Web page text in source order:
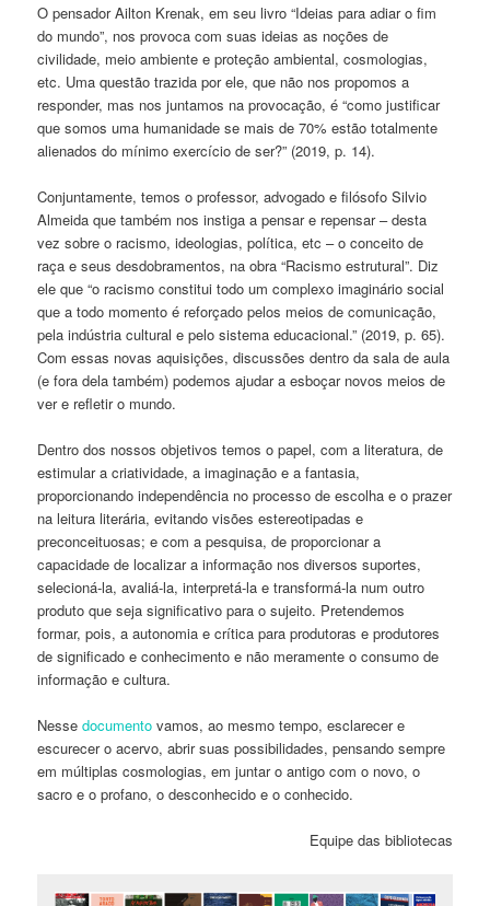
O pensador Ailton Krenak, em seu livro “Ideias para adiar o fim
do mundo”, nos provoca com suas ideias as noções de
civilidade, meio ambiente e proteção ambiental, cosmologias,
etc. Uma questão trazida por ele, que não nos propomos a
responder, mas nos juntamos na provocação, é “como justificar
que somos uma humanidade se mais de 70% estão totalmente
alienados do mínimo exercício de ser?” (2019, p. 14).
Conjuntamente, temos o professor, advogado e filósofo Silvio
Almeida que também nos instiga a pensar e repensar – desta
vez sobre o racismo, ideologias, política, etc – o conceito de
raça e seus desdobramentos, na obra “Racismo estrutural”. Diz
ele que “o racismo constitui todo um complexo imaginário social
que a todo momento é reforçado pelos meios de comunicação,
pela indústria cultural e pelo sistema educacional.” (2019, p. 65).
Com essas novas aquisições, discussões dentro da sala de aula
(e fora dela também) podemos ajudar a esboçar novos meios de
ver e refletir o mundo.
Dentro dos nossos objetivos temos o papel, com a literatura, de
estimular a criatividade, a imaginação e a fantasia,
proporcionando independência no processo de escolha e o prazer
na leitura literária, evitando visões estereotipadas e
preconceituosas; e com a pesquisa, de proporcionar a
capacidade de localizar a informação nos diversos suportes,
selecioná-la, avaliá-la, interpretá-la e transformá-la num outro
produto que seja significativo para o sujeito. Pretendemos
formar, pois, a autonomia e crítica para produtoras e produtores
de significado e conhecimento e não meramente o consumo de
informação e cultura.
Nessedocumentovamos, ao mesmo tempo, esclarecer e
escurecer o acervo, abrir suas possibilidades, pensando sempre
em múltiplas cosmologias, em juntar o antigo com o novo, o
sacro e o profano, o desconhecido e o conhecido.
Equipe das bibliotecas